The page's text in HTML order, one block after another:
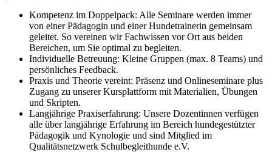
Kompetenz im Doppelpack: Alle Seminare werden immer
von einer Pädagogin und einer Hundetrainerin gemeinsam
geleitet. So vereinen wir Fachwissen vor Ort aus beiden
Bereichen, um Sie optimal zu begleiten.
Individuelle Betreuung: Kleine Gruppen (max. 8 Teams) und
persönliches Feedback.
Praxis und Theorie vereint: Präsenz und Onlineseminare plus
Zugang zu unserer Kursplattform mit Materialien, Übungen
und Skripten.
Langjährige Praxiserfahrung: Unsere Dozentinnen verfügen
alle über langjährige Erfahrung im Bereich hundegestützter
Pädagogik und Kynologie und sind Mitglied im
Qualitätsnetzwerk Schulbegleithunde e.V.